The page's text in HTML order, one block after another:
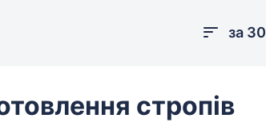
за
стропів